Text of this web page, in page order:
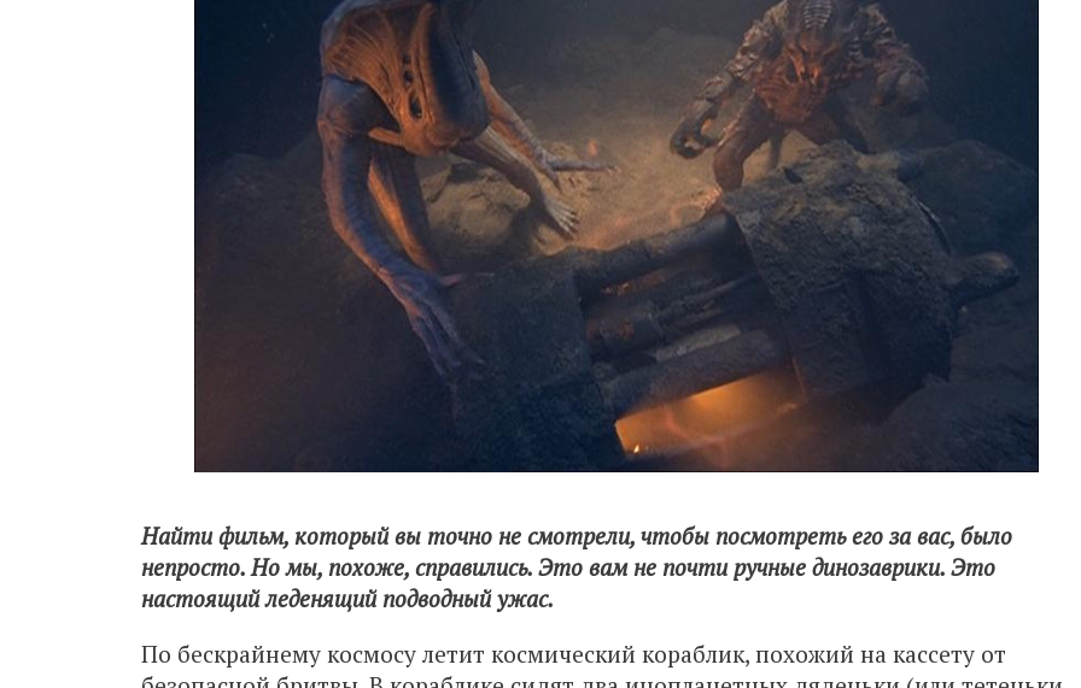
Найти фильм, который вы точно не смотрели, чтобы посмотреть его за вас, было
непросто. Но мы, похоже, справились. Это вам не почти ручные динозаврики. Это
настоящий леденящий подводный ужас.
По бескрайнему космосу летит космический кораблик, похожий на кассету от